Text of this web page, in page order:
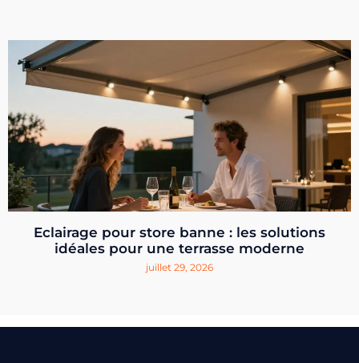
Eclairage pour store banne : les solutions
idéales pour une terrasse moderne
juillet 29, 2026